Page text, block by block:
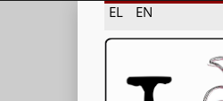
EL EN